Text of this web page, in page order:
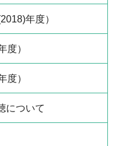
年度）
度）
度）
について